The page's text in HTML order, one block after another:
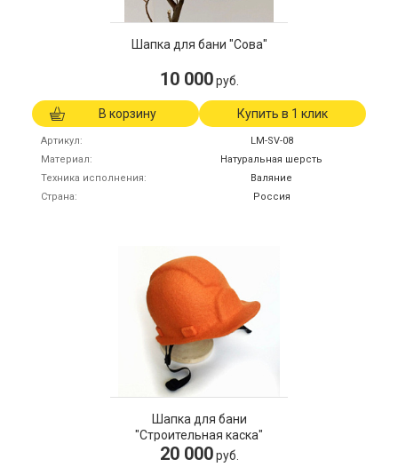
Шапка для бани "Сова"
10 000 руб.
В корзину Купить в 1 клик
Артикул
LM-SV-08
Материал
Натуральная шерсть
Техника исполнения
Валяние
Страна
Россия
Шапка для бани
"Строительная каска"
20 000 руб.